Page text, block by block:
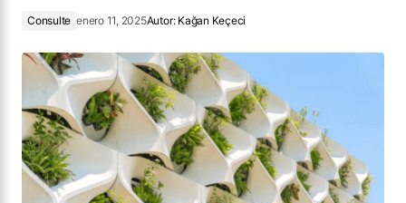
Consulte enero 11, 2025Autor: Kağan Keçeci